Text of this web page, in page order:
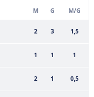
M G M/G
2 3 1,5
1 1 1
2 1 0,5